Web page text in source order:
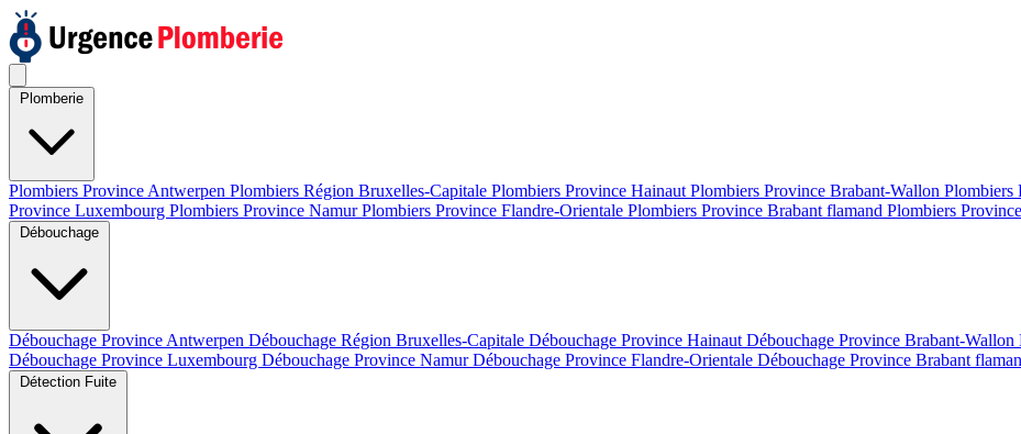
Plombiers Province Antwerpen Plombiers Région Bruxelles-Capitale Plombiers Province Hainaut Plombiers Province Brabant-Wallon Plombiers
Province Luxembourg Plombiers Province NamurPlombiers Province Flandre-Orientale Plombiers Province Brabant flamand Plombiers
Débouchage Province Antwerpen Débouchage Région Bruxelles-Capitale Débouchage Province Hainaut Débouchage Province Brabant-Wallon
Débouchage Province Luxembourg Débouchage Province NamurDébouchage Province Flandre-Orientale Débouchage Province Brabant